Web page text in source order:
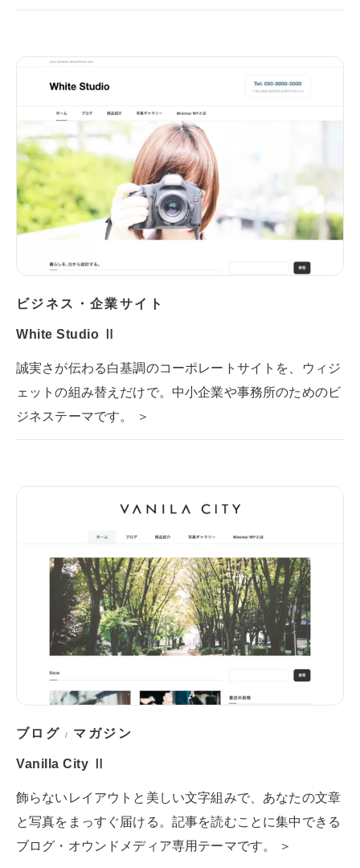
ビジネス・企業サイト
White Studio Ⅱ
誠実さが伝わる白基調のコーポレートサイトを、ウィジ
ェットの組み替えだけで。中小企業や事務所のためのビ
ジネステーマです。 ＞
ブログ / マガジン
Vanilla City Ⅱ
飾らないレイアウトと美しい文字組みで、あなたの文章
と写真をまっすぐ届ける。記事を読むことに集中できる
ブログ・オウンドメディア専用テーマです。 ＞